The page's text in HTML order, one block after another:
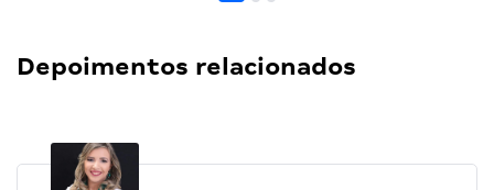
Depoimentos relacionados